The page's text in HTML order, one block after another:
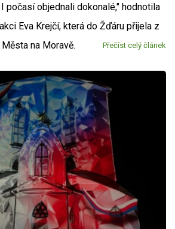
počasí objednali dokonalé," hodnotila
Eva Krejčí, která do Žďáru přijela z
na Moravě.
Přečíst celý článek